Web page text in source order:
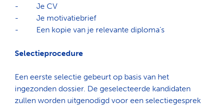
-
Je CV
-
Je motivatiebrief
-
Een kopie van je relevante diploma’s
Selectieprocedure
Een eerste selectie gebeurt op basis van het
ingezonden dossier. De geselecteerde kandidaten
zullen worden uitgenodigd voor een selectiegesprek